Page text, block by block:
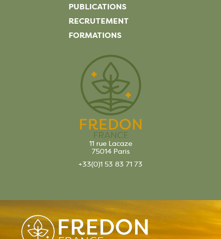
PUBLICATIONS
RECRUTEMENT
FORMATIONS
11 rue Lacaze
75014 Paris
+33(0)1 53 83 71 73